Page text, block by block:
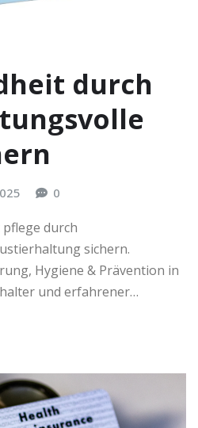
durch
0
durch
sichern.
Hygiene & Prävention in
und erfahrener…